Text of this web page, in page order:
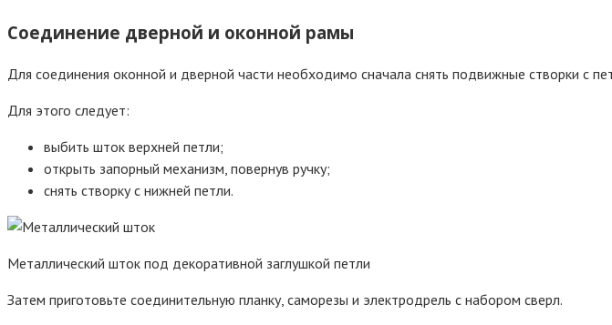
Соединение дверной и оконной рамы
Для соединения оконной и дверной части необходимо сначала снять подвижные створки с
Для этого следует:
выбить шток верхней петли;
открыть запорный механизм, повернув ручку;
снять створку с нижней петли.
Металлический шток под декоративной заглушкой петли
Затем приготовьте соединительную планку, саморезы и электродрель с набором сверл.